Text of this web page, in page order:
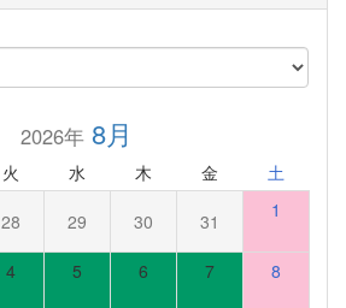
2026年8月
火 水 木 金 土
28 29 30 31 1
4 5 6 7 8